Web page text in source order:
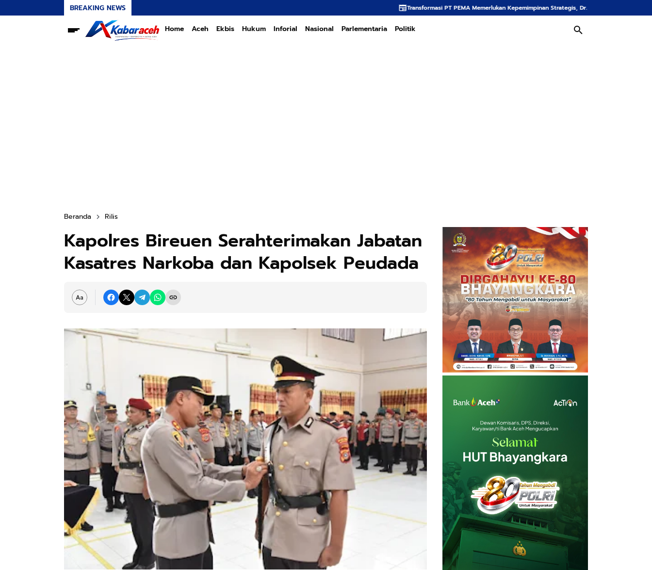
BREAKING NEWS Transformasi PT PEMA Memerlukan Kepemimpinan Strategis, Dr. Said Mulyadi Dinilai Memenuhi Kriteria
Home Aceh Ekbis Hukum Inforial Nasional Parlementaria Politik
Beranda Rilis
Kapolres Bireuen Serahterimakan Jabatan
Kasatres Narkoba dan Kapolsek Peudada